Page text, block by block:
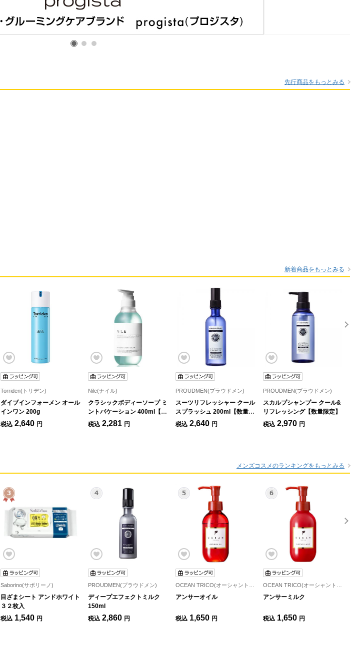
先行商品をもっとみる
新着商品をもっとみる
Torriden(トリデン)
ダイブインフォーメン オール
インワン 200g
税込 2,640 円
Nile(ナイル)
クラシックボディーソープ ミ
ントバケーション 400ml【数
量限定】
税込 2,281 円
PROUDMEN(プラウドメン)
スーツリフレッシャー クール
スプラッシュ 200ml【数量限
定】
税込 2,640 円
PROUDMEN(プラウドメン)
スカルプシャンプー クール&
リフレッシング【数量限定】
税込 2,970 円
メンズコスメのランキングをもっとみる
Saborino(サボリーノ)
目ざまシート アンドホワイト
３２枚入
税込 1,540 円
PROUDMEN(プラウドメン)
ディープエフェクトミルク
150ml
税込 2,860 円
アンサーオイル
税込 1,650 円
アンサーミルク
税込 1,650 円